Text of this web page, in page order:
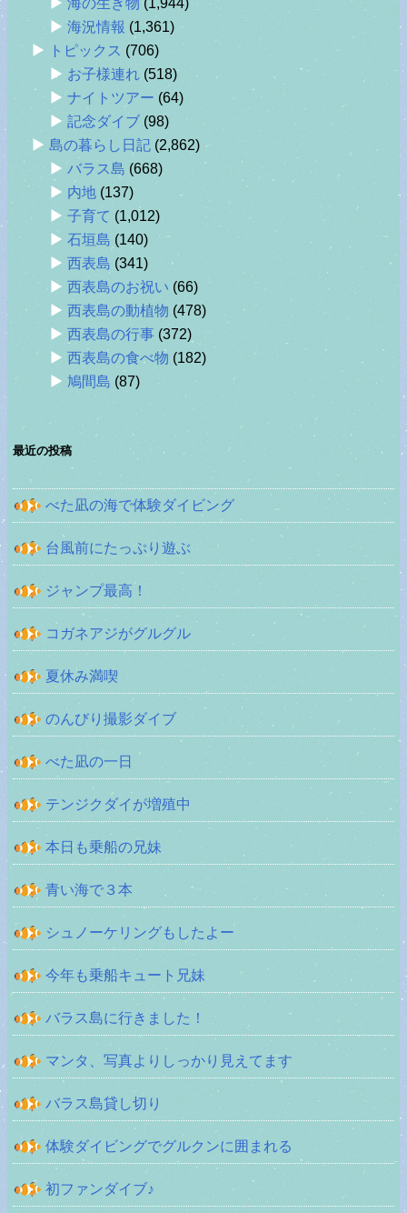
海況情報 (1,361)
トピックス (706)
お子様連れ (518)
ナイトツアー (64)
記念ダイブ (98)
島の暮らし日記 (2,862)
バラス島 (668)
内地 (137)
子育て (1,012)
石垣島 (140)
西表島 (341)
西表島のお祝い (66)
西表島の動植物 (478)
西表島の行事 (372)
西表島の食べ物 (182)
鳩間島 (87)
最近の投稿
べた凪の海で体験ダイビング
台風前にたっぷり遊ぶ
ジャンプ最高！
コガネアジがグルグル
夏休み満喫
のんびり撮影ダイブ
べた凪の一日
テンジクダイが増殖中
本日も乗船の兄妹
青い海で３本
シュノーケリングもしたよー
今年も乗船キュート兄妹
バラス島に行きました！
マンタ、写真よりしっかり見えてます
バラス島貸し切り
体験ダイビングでグルクンに囲まれる
初ファンダイブ♪